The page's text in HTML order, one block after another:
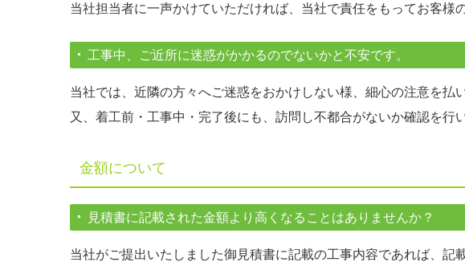
当社担当者に一声かけていただければ、当社で責任をもってお客様
工事中、ご近所に迷惑がかかるのでないかと不安です。
当社では、近隣の方々へご迷惑をおかけしない様、細心の注意を払
又、着工前・工事中・完了後にも、訪問し不都合がないか確認を行
金額について
見積書に記載された金額より高くなることはありませんか？
当社がご提出いたしました御見積書に記載の工事内容であれば、記